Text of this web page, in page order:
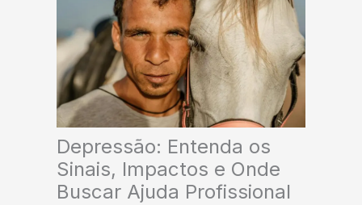
Depressão: Entenda os
Sinais, Impactos e Onde
Buscar Ajuda Profissional